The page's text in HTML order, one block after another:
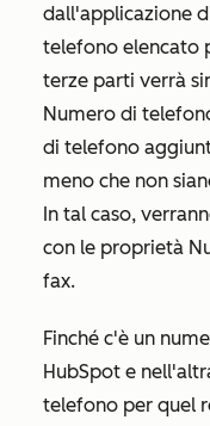
dall'applicazione
telefono elencato
terze parti verrà
Numero di
di telefono
meno che non
In tal caso,
con le proprietà
fax.
Finché c'è un
HubSpot e
telefono per quel